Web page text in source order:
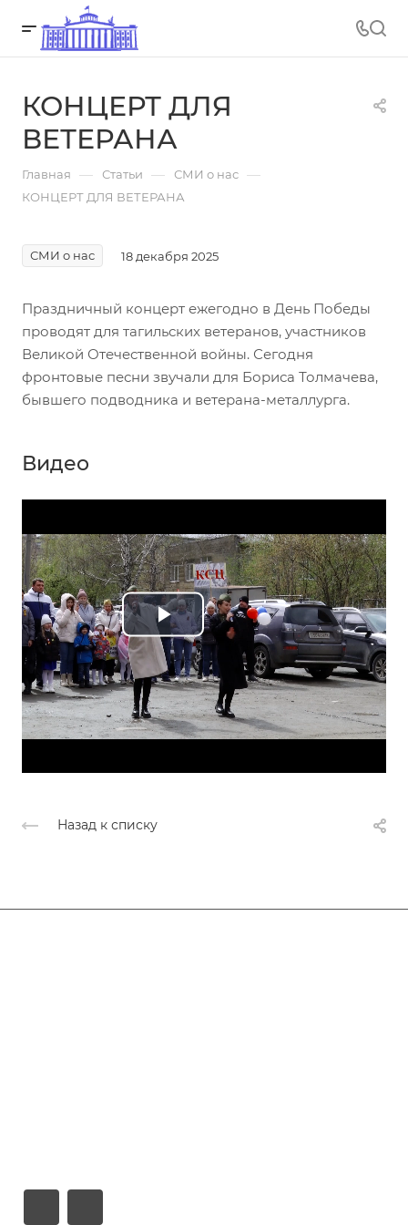
КОНЦЕРТ ДЛЯ
ВЕТЕРАНА
Главная — Статьи — СМИ о нас —
КОНЦЕРТ ДЛЯ ВЕТЕРАНА
СМИ о нас 18 декабря 2025
Праздничный концерт ежегодно в День Победы
проводят для тагильских ветеранов, участников
Великой Отечественной войны. Сегодня
фронтовые песни звучали для Бориса Толмачева,
бывшего подводника и ветерана-металлурга.
Видео
Play
Video
Назад к списку